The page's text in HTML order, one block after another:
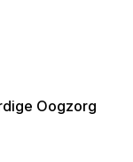
Oogzorg